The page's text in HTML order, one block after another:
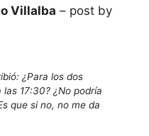
Villalba – post by
¿Para los dos
17:30? ¿No podría
que si no, no me da